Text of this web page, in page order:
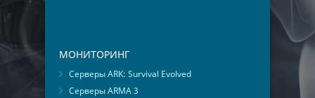
МОНИТОРИНГ
Серверы ARK: Survival Evolved
Серверы ARMA 3